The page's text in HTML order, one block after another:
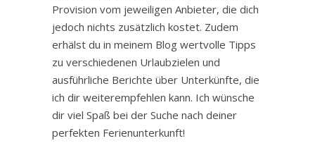
Provision vom jeweiligen Anbieter, die dich
jedoch nichts zusätzlich kostet. Zudem
erhälst du in meinem Blog wertvolle Tipps
zu verschiedenen Urlaubzielen und
ausführliche Berichte über Unterkünfte, die
ich dir weiterempfehlen kann. Ich wünsche
dir viel Spaß bei der Suche nach deiner
perfekten Ferienunterkunft!